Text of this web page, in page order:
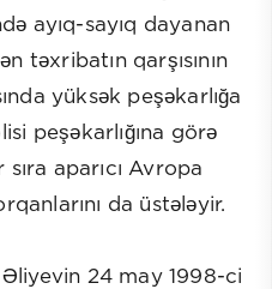
ayıq-sayıq dayanan
təxribatın qarşısının
yüksək peşəkarlığa
peşəkarlığına görə
aparıcı Avropa
da üstələyir.
24 may 1998-ci